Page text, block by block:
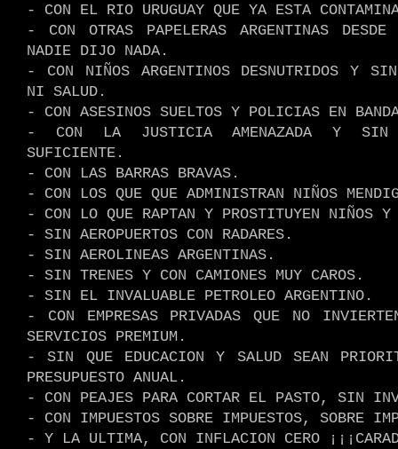
- CON EL RIO URUGUAY QUE YA ESTA
- CON OTRAS PAPELERAS ARGENTINAS
NADIE DIJO NADA.
- CON NIÑOS ARGENTINOS DESNUTRIDOS Y SIN
NI SALUD.
- CON ASESINOS SUELTOS Y POLICIAS EN
- CON LA JUSTICIA AMENAZADA Y SIN
SUFICIENTE.
- CON LAS BARRAS BRAVAS.
- CON LOS QUE QUE ADMINISTRAN NIÑOS
- CON LO QUE RAPTAN Y PROSTITUYEN NIÑOS
- SIN AEROPUERTOS CON RADARES.
- SIN AEROLINEAS ARGENTINAS.
- SIN TRENES Y CON CAMIONES MUY CAROS.
- SIN EL INVALUABLE PETROLEO ARGENTINO.
- CON EMPRESAS PRIVADAS QUE NO
SERVICIOS PREMIUM.
- SIN QUE EDUCACION Y SALUD SEAN
PRESUPUESTO ANUAL.
- CON PEAJES PARA CORTAR EL PASTO, SIN
- CON IMPUESTOS SOBRE IMPUESTOS, SOBRE
- Y LA ULTIMA, CON INFLACION CERO